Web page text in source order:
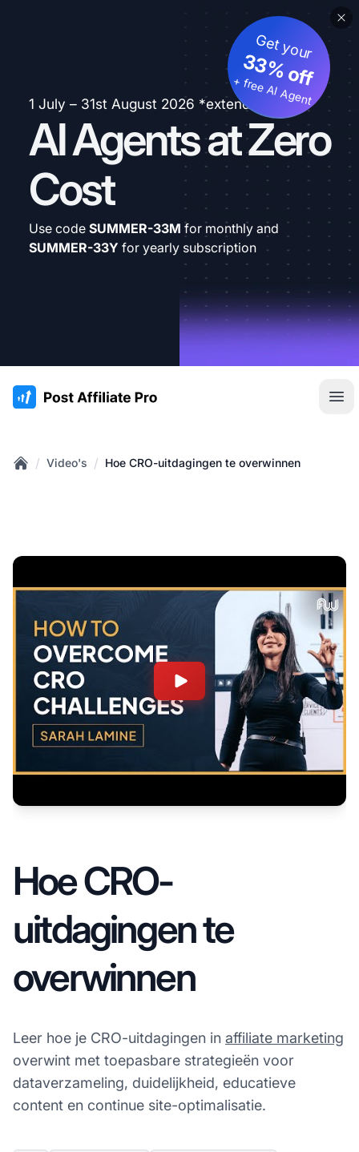
1 July – 31st August 2026 *extended
AI Agents at Zero
Cost
Get your
33% off
+ free AI Agent
Use code SUMMER-33M for monthly and
SUMMER-33Y for yearly subscription
:site.title
/ Video's / Hoe CRO-uitdagingen te overwinnen
Hoe CRO-
uitdagingen te
overwinnen
Leer hoe je CRO-uitdagingen in affiliate marketing
overwint met toepasbare strategieën voor
dataverzameling, duidelijkheid, educatieve
content en continue site-optimalisatie.